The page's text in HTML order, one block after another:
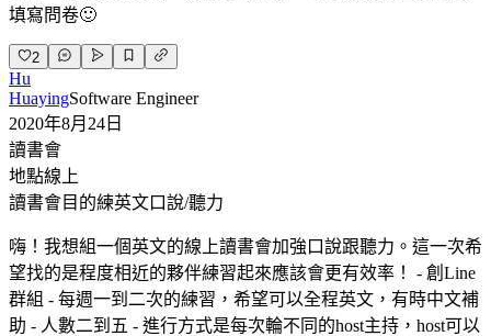
填寫問卷🙂
2
Hu
HuayingSoftware Engineer
2020年8月24日
讀書會
地點線上
讀書會目的練英文口說/聽力
嗨！我想組一個英文的線上讀書會加強口說跟聽力。這一次希
望找的是程度相近的夥伴練習起來應該會更有效率！ - 創Line
群組 - 每週一到二次的練習，希望可以全程英文，有時中文補
助 - 人數二到五 - 進行方式是每次輪不同的host主持，host可以